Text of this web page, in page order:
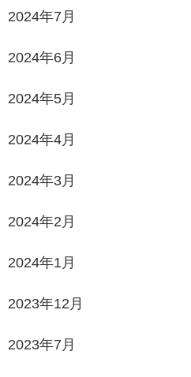
2024年7月
2024年6月
2024年5月
2024年4月
2024年3月
2024年2月
2024年1月
2023年12月
2023年7月